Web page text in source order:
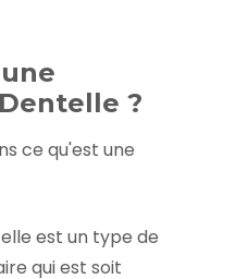
?
ce qu'est une
est un type de
qui est soit